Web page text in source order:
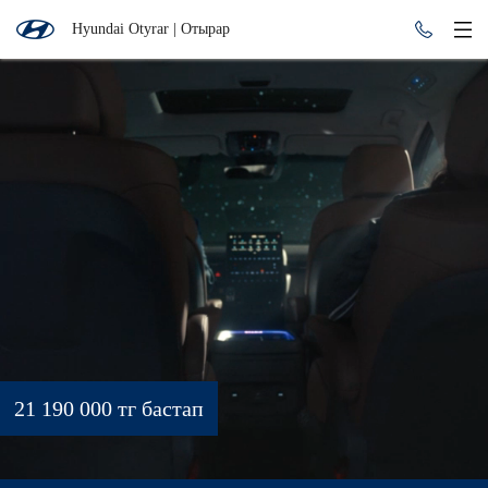
Hyundai Otyrar | Отырар
21 190 000 тг бастап